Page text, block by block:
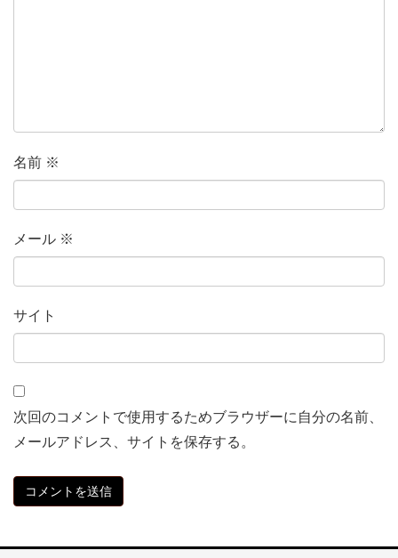
名前 ※
メール ※
サイト
次回のコメントで使用するためブラウザーに自分の名前、
メールアドレス、サイトを保存する。